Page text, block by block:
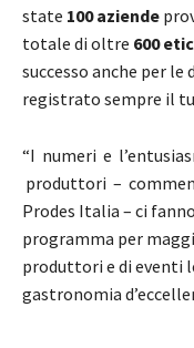
state 100 aziende
totale di oltre 600
successo anche per
registrato sempre il
“I numeri e
produttori –
Prodes Italia – ci
programma per
produttori e di eventi
gastronomia